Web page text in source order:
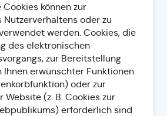
können zur
Nutzerverhaltens oder zu
werden. Cookies, die
des elektronischen
zur Bereitstellung
Ihnen erwünschter Funktionen
oder zur
(z. B. Cookies zur
erforderlich sind